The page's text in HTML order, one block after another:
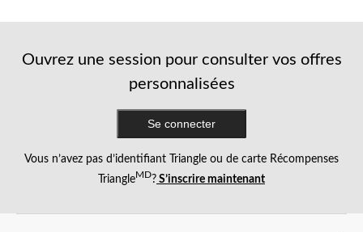
Ouvrez une session pour consulter vos offres
personnalisées
Se connecter
Vous n’avez pas d’identifiant Triangle ou de carte Récompenses
TriangleMD? S’inscrire maintenant